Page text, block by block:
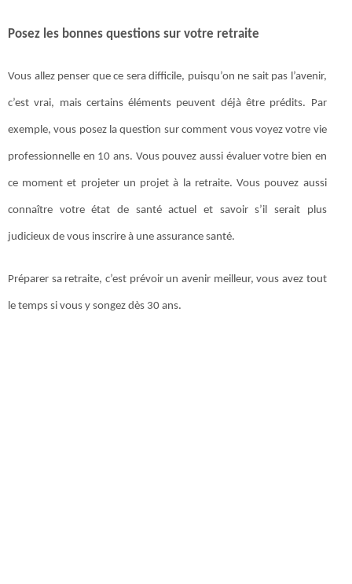
Posez les bonnes questions sur votre retraite
Vous allez penser que ce sera difficile, puisqu’on ne sait pas l’avenir,
c’est vrai, mais certains éléments peuvent déjà être prédits. Par
exemple, vous posez la question sur comment vous voyez votre vie
professionnelle en 10 ans. Vous pouvez aussi évaluer votre bien en
ce moment et projeter un projet à la retraite. Vous pouvez aussi
connaître votre état de santé actuel et savoir s’il serait plus
judicieux de vous inscrire à une assurance santé.
Préparer sa retraite, c’est prévoir un avenir meilleur, vous avez tout
le temps si vous y songez dès 30 ans.